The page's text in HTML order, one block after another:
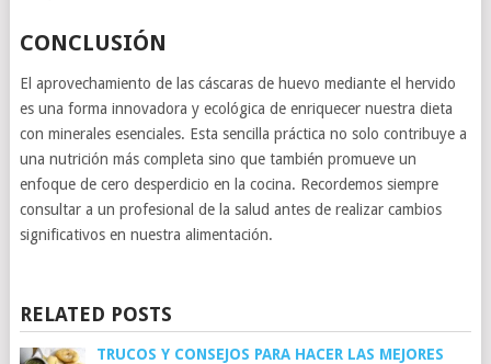
CONCLUSIÓN
El aprovechamiento de las cáscaras de huevo mediante el hervido
es una forma innovadora y ecológica de enriquecer nuestra dieta
con minerales esenciales. Esta sencilla práctica no solo contribuye a
una nutrición más completa sino que también promueve un
enfoque de cero desperdicio en la cocina. Recordemos siempre
consultar a un profesional de la salud antes de realizar cambios
significativos en nuestra alimentación.
RELATED POSTS
TRUCOS Y CONSEJOS PARA HACER LAS MEJORES